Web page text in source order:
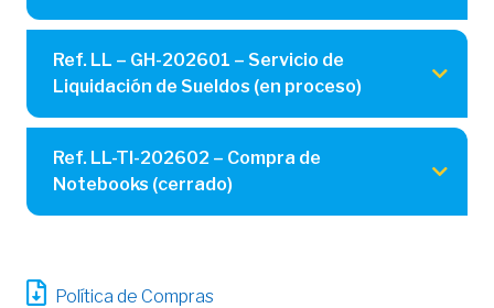
Ref. LL – GH-202601 – Servicio de
Liquidación de Sueldos (en proceso)
Ref. LL-TI-202602 – Compra de
Notebooks (cerrado)
Política de Compras